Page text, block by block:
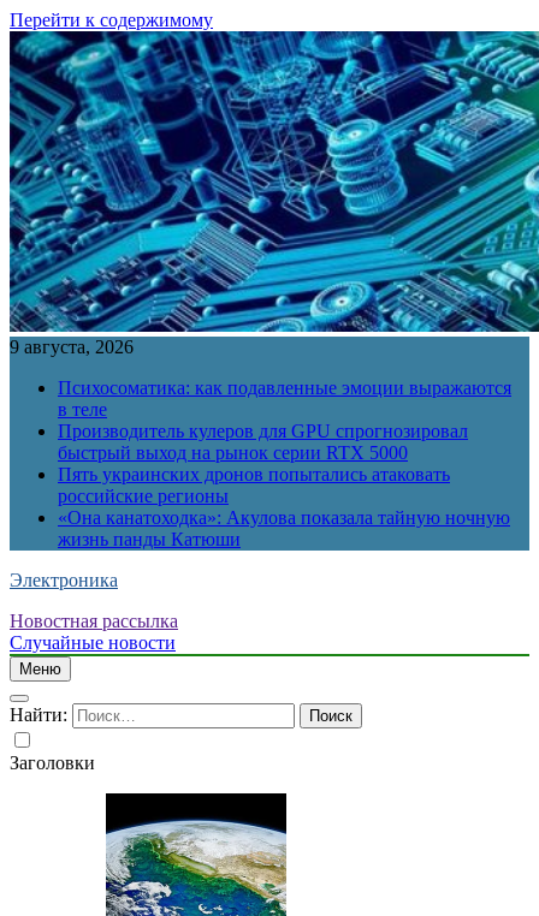
Перейти к содержимому
9 августа, 2026
Психосоматика: как подавленные эмоции выражаются
в теле
Производитель кулеров для GPU спрогнозировал
быстрый выход на рынок серии RTX 5000
Пять украинских дронов попытались атаковать
российские регионы
«Она канатоходка»: Акулова показала тайную ночную
жизнь панды Катюши
Электроника
Новостная рассылка
Случайные новости
Меню
Найти:
Заголовки